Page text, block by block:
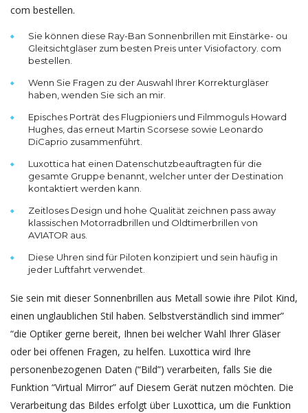
com bestellen.
Sie können diese Ray-Ban Sonnenbrillen mit Einstärke- ou
Gleitsichtgläser zum besten Preis unter Visiofactory. com
bestellen.
Wenn Sie Fragen zu der Auswahl Ihrer Korrekturgläser
haben, wenden Sie sich an mir.
Episches Porträt des Flugpioniers und Filmmoguls Howard
Hughes, das erneut Martin Scorsese sowie Leonardo
DiCaprio zusammenführt.
Luxottica hat einen Datenschutzbeauftragten für die
gesamte Gruppe benannt, welcher unter der Destination
kontaktiert werden kann.
Zeitloses Design und hohe Qualität zeichnen pass away
klassischen Motorradbrillen und Oldtimerbrillen von
AVIATOR aus.
Diese Uhren sind für Piloten konzipiert und sein häufig in
jeder Luftfahrt verwendet.
Sie sein mit dieser Sonnenbrillen aus Metall sowie ihre Pilot Kind,
einen unglaublichen Stil haben. Selbstverständlich sind immer”
“die Optiker gerne bereit, Ihnen bei welcher Wahl Ihrer Gläser
oder bei offenen Fragen, zu helfen. Luxottica wird Ihre
personenbezogenen Daten (“Bild”) verarbeiten, falls Sie die
Funktion “Virtual Mirror” auf Diesem Gerät nutzen möchten. Die
Verarbeitung das Bildes erfolgt über Luxottica, um die Funktion